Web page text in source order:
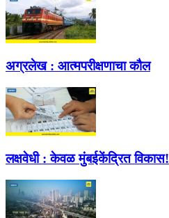
अग्रलेख : आत्मपरीक्षणाचा कौल
लक्षवेधी : केवळ मुंबईकेंद्रित विकास!